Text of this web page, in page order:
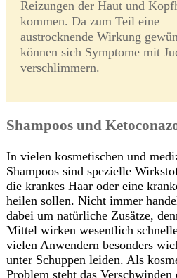
Reizungen der Haut und
kommen. Da zum Teil eine
austrocknende Wirkung
können sich Symptome mit
verschlimmern.
Shampoos und
In vielen kosmetischen und
Shampoos sind spezielle
die krankes Haar oder eine
heilen sollen. Nicht immer
dabei um natürliche Zusätze,
Mittel wirken wesentlich
vielen Anwendern besonders
unter Schuppen leiden. Als
Problem steht das Verschwinden